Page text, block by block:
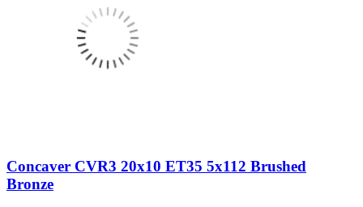
Concaver CVR3 20x10 ET35 5x112 Brushed
Bronze